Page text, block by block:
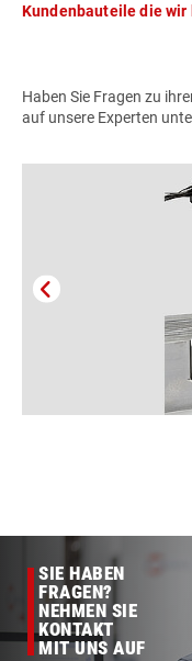
Kundenbauteile die
Haben Sie Fragen zu
auf unsere Experten
SIE HABEN
FRAGEN?
NEHMEN SIE
KONTAKT
MIT UNS AUF